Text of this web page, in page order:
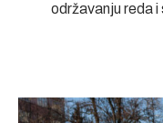
održavanju reda